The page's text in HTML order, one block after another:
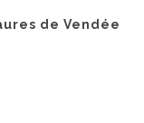
de Vendée